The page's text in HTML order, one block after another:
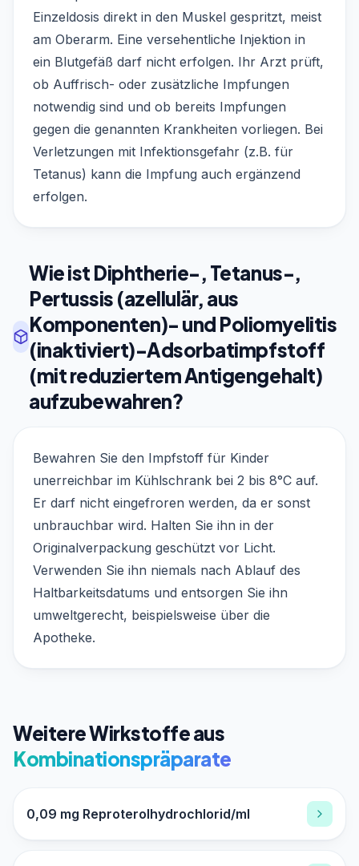
Einzeldosis direkt in den Muskel gespritzt, meist
am Oberarm. Eine versehentliche Injektion in
ein Blutgefäß darf nicht erfolgen. Ihr Arzt prüft,
ob Auffrisch- oder zusätzliche Impfungen
notwendig sind und ob bereits Impfungen
gegen die genannten Krankheiten vorliegen. Bei
Verletzungen mit Infektionsgefahr (z.B. für
Tetanus) kann die Impfung auch ergänzend
erfolgen.
Wie ist Diphtherie-, Tetanus-,
Pertussis (azellulär, aus
Komponenten)- und Poliomyelitis
(inaktiviert)-Adsorbatimpfstoff
(mit reduziertem Antigengehalt)
aufzubewahren?
Bewahren Sie den Impfstoff für Kinder
unerreichbar im Kühlschrank bei 2 bis 8°C auf.
Er darf nicht eingefroren werden, da er sonst
unbrauchbar wird. Halten Sie ihn in der
Originalverpackung geschützt vor Licht.
Verwenden Sie ihn niemals nach Ablauf des
Haltbarkeitsdatums und entsorgen Sie ihn
umweltgerecht, beispielsweise über die
Apotheke.
Weitere Wirkstoffe aus
Kombinationspräparate
0,09 mg Reproterolhydrochlorid/ml